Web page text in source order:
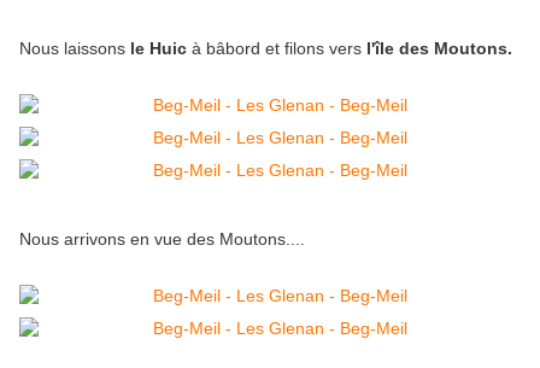
Nous laissons le Huic à bâbord et filons vers l'île des Moutons.
Nous arrivons en vue des Moutons....